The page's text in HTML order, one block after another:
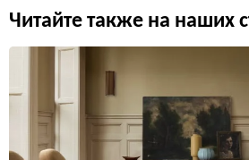
Читайте также на наших